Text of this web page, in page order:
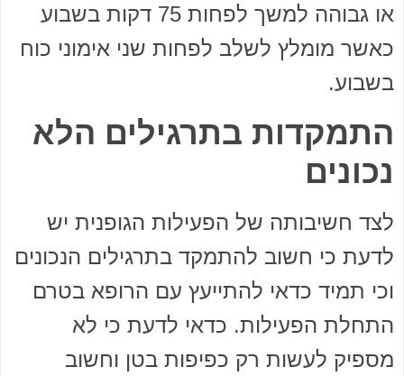
או גבוהה למשך לפחות 75 דקות בשבוע
כאשר מומלץ לשלב לפחות שני אימוני כוח
בשבוע.
התמקדות בתרגילים הלא
נכונים
לצד חשיבותה של הפעילות הגופנית יש
לדעת כי חשוב להתמקד בתרגילים הנכונים
וכי תמיד כדאי להתייעץ עם הרופא בטרם
התחלת הפעילות. כדאי לדעת כי לא
מספיק לעשות רק כפיפות בטן וחשוב